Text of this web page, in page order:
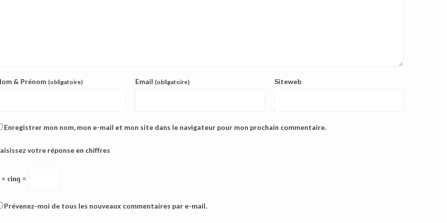
& Prénom (obligatoire) Email (obligatoire) Siteweb
Enregistrer mon nom, mon e-mail et mon site dans le navigateur pour mon prochain commentaire.
votre réponse en chiffres
× cinq =
Prévenez-moi de tous les nouveaux commentaires par e-mail.